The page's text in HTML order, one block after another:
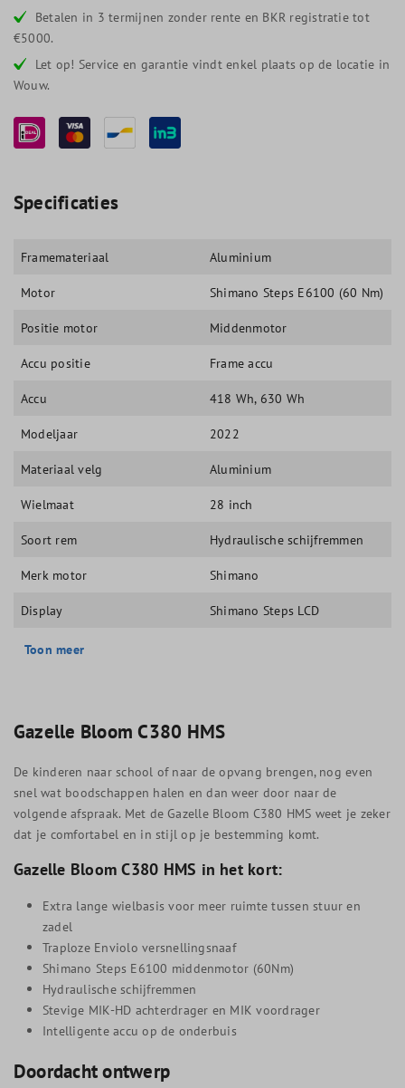
Betalen in 3 termijnen zonder rente en BKR registratie tot
€5000.
Let op! Service en garantie vindt enkel plaats op de locatie in
Wouw.
Specificaties
Framemateriaal Aluminium
Motor Shimano Steps E6100 (60 Nm)
Positie motor Middenmotor
Accu positie Frame accu
Accu 418 Wh, 630 Wh
Modeljaar 2022
Materiaal velg Aluminium
Wielmaat 28 inch
Soort rem Hydraulische schijfremmen
Merk motor Shimano
Display Shimano Steps LCD
Toon meer
Gazelle Bloom C380 HMS
De kinderen naar school of naar de opvang brengen, nog even
snel wat boodschappen halen en dan weer door naar de
volgende afspraak. Met de Gazelle Bloom C380 HMS weet je zeker
dat je comfortabel en in stijl op je bestemming komt.
Gazelle Bloom C380 HMS in het kort:
Extra lange wielbasis voor meer ruimte tussen stuur en
zadel
Traploze Enviolo versnellingsnaaf
Shimano Steps E6100 middenmotor (60Nm)
Hydraulische schijfremmen
Stevige MIK-HD achterdrager en MIK voordrager
Intelligente accu op de onderbuis
Doordacht ontwerp